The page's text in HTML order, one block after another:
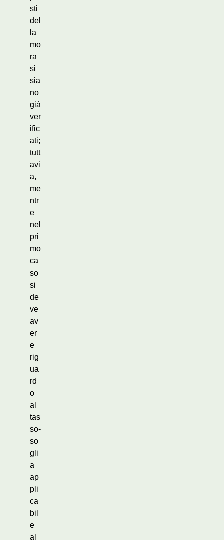
sti
del
la
mo
ra
si
sia
no
già
ver
ific
ati;
tutt
avi
a,
me
ntr
e
nel
pri
mo
ca
so
si
de
ve
av
er
e
rig
ua
rd
o
al
tas
so-
so
gli
a
ap
pli
ca
bil
e
al